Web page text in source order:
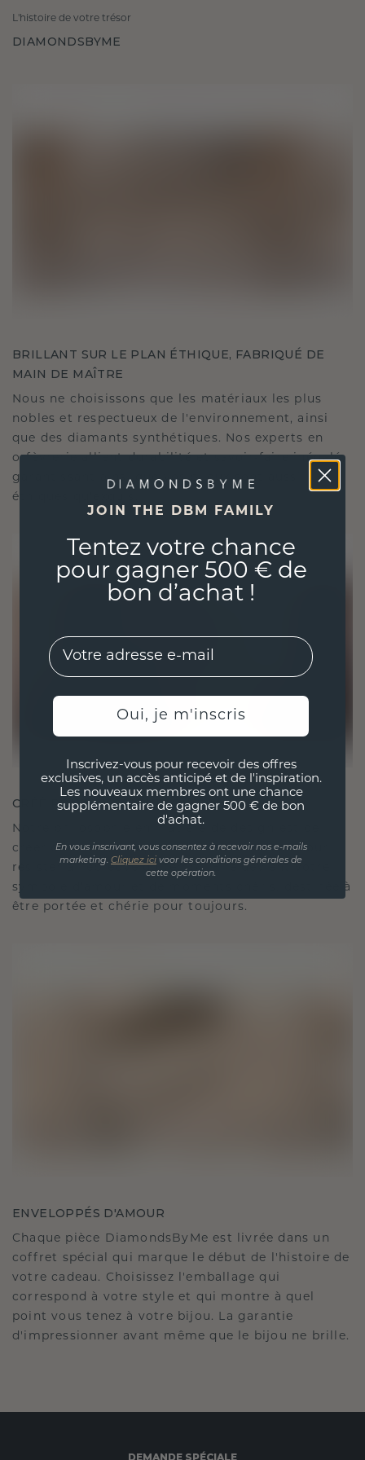
L'histoire de votre trésor
DIAMONDSBYME
BRILLANT SUR LE PLAN ÉTHIQUE, FABRIQUÉ DE
MAIN DE MAÎTRE
Nous ne choisissons que les matériaux les plus
nobles et respectueux de l'environnement, ainsi
que des diamants synthétiques. Nos experts en
orfèvrerie allient durabilité et savoir-faire inégalé,
garantissant ainsi que vos bijoux sont aussi
éthiques qu'exquis.
CRÉÉ POUR LA CONNEXION
Notre philosophie en matière de design est de
créer des liens, chaque pièce étant conçue pour
résister à l'épreuve du temps. Elle devient votre
symbole d'amour et de moments chéris, destinée à
être portée et chérie pour toujours.
ENVELOPPÉS D'AMOUR
Chaque pièce DiamondsByMe est livrée dans un
coffret spécial qui marque le début de l'histoire de
votre cadeau. Choisissez l'emballage qui
correspond à votre style et qui montre à quel
point vous tenez à votre bijou. La garantie
d'impressionner avant même que le bijou ne brille.
DEMANDE SPÉCIALE
JOIN THE DBM FAMILY
Tentez votre chance
pour gagner 500 € de
bon d’achat !
EMail
Oui, je m'inscris
Inscrivez-vous pour recevoir des offres
exclusives, un accès anticipé et de l'inspiration.
Les nouveaux membres ont une chance
supplémentaire de gagner 500 € de bon
d'achat.
En vous inscrivant, vous consentez à recevoir nos e-mails
marketing. Cliquez ici voor les conditions générales de
cette opération.